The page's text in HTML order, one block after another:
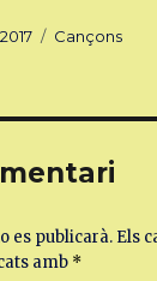
Categories
Cançons
es publicarà. Els
amb *